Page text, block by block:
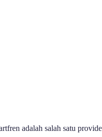
adalah salah satu